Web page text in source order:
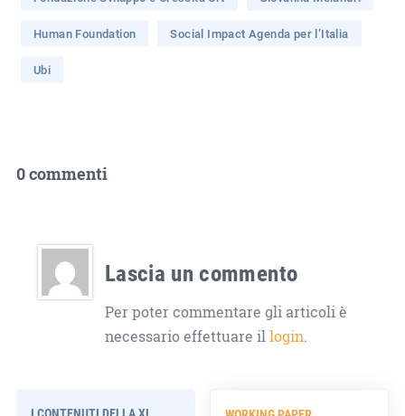
Human Foundation Social Impact Agenda per l’Italia
Ubi
0 commenti
Lascia un commento
Per poter commentare gli articoli è
necessario effettuare illogin.